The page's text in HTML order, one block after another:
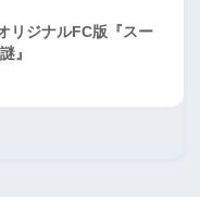
リジナルFC版『スー
』